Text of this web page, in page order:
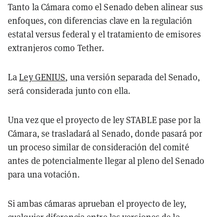
Tanto la Cámara como el Senado deben alinear sus
enfoques, con diferencias clave en la regulación
estatal versus federal y el tratamiento de emisores
extranjeros como Tether.
LaLey GENIUS, una versión separada del Senado,
será considerada junto con ella.
Una vez que el proyecto de ley STABLE pase por la
Cámara, se trasladará al Senado, donde pasará por
un proceso similar de consideración del comité
antes de potencialmente llegar al pleno del Senado
para una votación.
Si ambas cámaras aprueban el proyecto de ley,